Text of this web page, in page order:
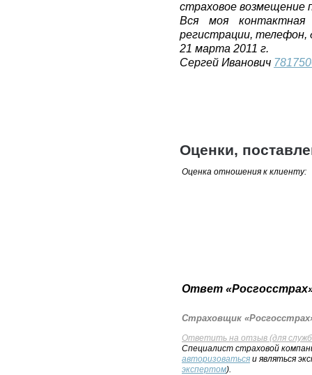
страховое возмещение
Вся моя
регистрации, телефон,
21 марта 2011 г.
Сергей Иванович
Оценки,
Оценка отношения к клиенту:
Ответ
Страховщик
Ответить на отзыв (для служб
Специалист страховой
авторизоваться и являться
экспертом).